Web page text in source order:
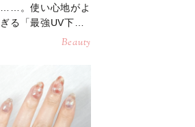
。使い心地がよ
る「最強UV下
Beauty